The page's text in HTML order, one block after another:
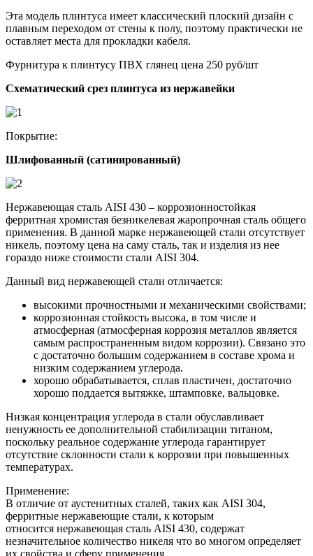
Эта модель плинтуса имеет классический плоский дизайн с
плавным переходом от стены к полу, поэтому практически не
оставляет места для прокладки кабеля.
Фурнитура к плинтусу ПВХ глянец цена 250 руб/шт
Схематический срез плинтуса из нержавейки
Покрытие:
Шлифованный (сатинированный)
Нержавеющая сталь AISI 430 – коррозионностойкая
ферритная хромистая безникелевая жаропрочная сталь общего
применения. В данной марке нержавеющей стали отсутствует
никель, поэтому цена на саму сталь, так и изделия из нее
гораздо ниже стоимости стали AISI 304.
Данный вид нержавеющей стали отличается:
высокими прочностными и механическими свойствами;
коррозионная стойкость высока, в том числе и
атмосферная (атмосферная коррозия металлов является
самым распространенным видом коррозии). Связано это
с достаточно большим содержанием в составе хрома и
низким содержанием углерода.
хорошо обрабатывается, сплав пластичен, достаточно
хорошо поддается вытяжке, штамповке, вальцовке.
Низкая концентрация углерода в стали обуславливает
ненужность ее дополнительной стабилизации титаном,
поскольку реальное содержание углерода гарантирует
отсутствие склонности стали к коррозии при повышенных
температурах.
Применение:
В отличие от аустенитных сталей, таких как AISI 304,
ферритные нержавеющие стали, к которым
относится нержавеющая сталь AISI 430, содержат
незначительное количество никеля что во многом определяет
их свойства и сферу применения.